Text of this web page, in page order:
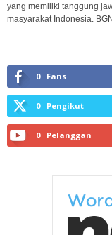
yang memiliki tanggung
masyarakat Indonesia.
0 Fans
0 Pengikut
0 Pelanggan